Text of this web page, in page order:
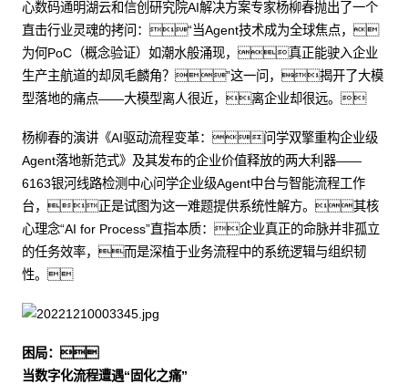
心数码通明湖云和信创研究院AI解决方案专家杨柳春抛出了一个
直击行业灵魂的拷问：“当Agent技术成为全球焦点，
为何PoC（概念验证）如潮水般涌现，真正能驶入企业
生产主航道的却凤毛麟角？”这一问，揭开了大模
型落地的痛点——大模型离人很近，离企业却很远。
杨柳春的演讲《AI驱动流程变革：问学双擎重构企业级
Agent落地新范式》及其发布的企业价值释放的两大利器——
6163银河线路检测中心问学企业级Agent中台与智能流程工作
台，正是试图为这一难题提供系统性解方。其核
心理念“AI for Process”直指本质：企业真正的命脉并非孤立
的任务效率，而是深植于业务流程中的系统逻辑与组织韧
性。
困局：
当数字化流程遭遇“固化之痛”